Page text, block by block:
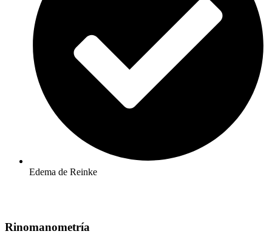
Edema de Reinke
Rinomanometría